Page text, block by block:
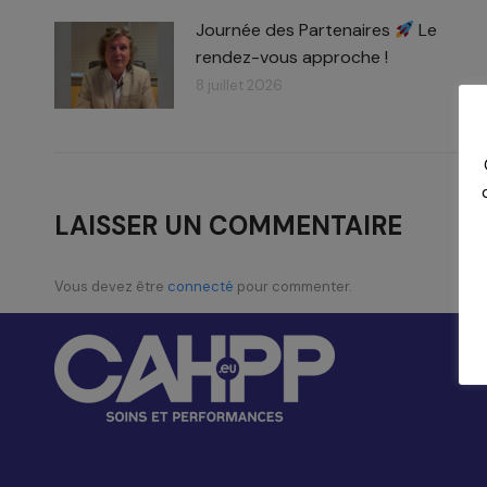
Journée des Partenaires
Le
rendez-vous approche !
8 juillet 2026
LAISSER UN COMMENTAIRE
Vous devez être connecté pour commenter.